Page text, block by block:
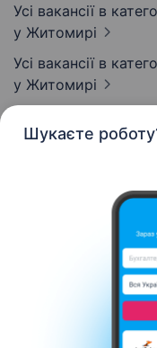
Шукаєте
Усі вакансії в
у Житомирі
Усі вакансії в
у Житомирі
Контакти